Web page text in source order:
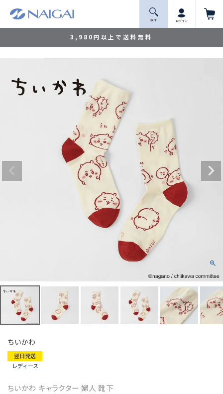
3,980円以上で送料無料
探 す ログイン
ちいかわ
翌日発送
レディース
ちいかわ キャラクター 婦人 靴下